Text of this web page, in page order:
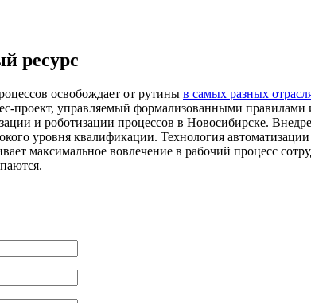
ресурс
освобождает от рутины в самых разных
проект, управляемый формализованными
и роботизации процессов в Новосибирске.
уровня квалификации. Технология
максимальное вовлечение в рабочий процесс